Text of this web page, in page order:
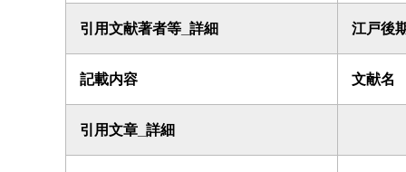
引用文献著者等_詳細 江戸後
記載内容 文献名
引用文章_詳細